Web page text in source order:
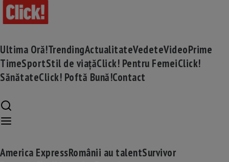
Ultima Oră!TrendingActualitateVedeteVideoPrime
TimeSportStil de viațăClick! Pentru FemeiClick!
SănătateClick! Poftă Bună!Contact
America ExpressRomânii au talentSurvivor